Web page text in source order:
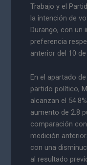
Trabajo y el
la intención de
Durango, con un
preferencia
anterior del 10
En el apartado
partido político,
alcanzan el
aumento de 2.8
comparación
medición
con una
al resultado